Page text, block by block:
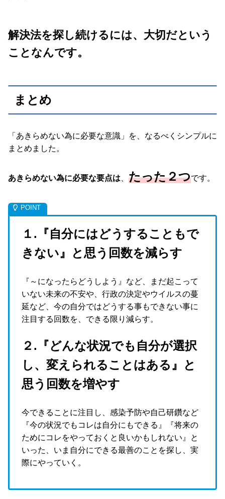
解決法を探し続けるには、大切だという
ことなんです。
まとめ
「あきらめない為に必要な意識」を、なるべくシンプルに
まとめました。
あきらめない為に必要な要点は たった２つです。
１.『自分にはどうすることもで
きない』と思う回数を減らす
『～になったらどうしよう』など、まだ起こって
いない未来の不安や、行政の決定やウイルスの蔓
延など、今の自分ではどうする事もできない事に
注目する回数を、できる限り減らす。
２.『どんな状況でも自分が選択
し、変えられることはある』と
思う回数を増やす
今できることに注目し、感染予防や自己研鑽など
『今の状況でもコレは自分にもできる』『将来の
ためにコレをやっておくと良いかもしれない』と
いった、いま自分にできる最善のことを探し、実
際にやっていく。